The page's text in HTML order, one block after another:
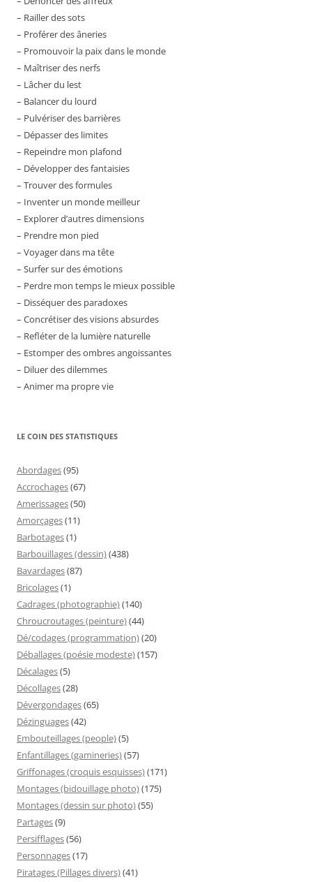
– Railler des sots
– Proférer des âneries
– Promouvoir la paix dans le monde
– Maîtriser des nerfs
– Lâcher du lest
– Balancer du lourd
– Pulvériser des barrières
– Dépasser des limites
– Repeindre mon plafond
– Développer des fantaisies
– Trouver des formules
– Inventer un monde meilleur
– Explorer d’autres dimensions
– Prendre mon pied
– Voyager dans ma tête
– Surfer sur des émotions
– Perdre mon temps le mieux possible
– Disséquer des paradoxes
– Concrétiser des visions absurdes
– Refléter de la lumière naturelle
– Estomper des ombres angoissantes
– Diluer des dilemmes
– Animer ma propre vie
LE COIN DES STATISTIQUES
Abordages(95)
Accrochages(67)
Amerissages(50)
Amorçages(11)
Barbotages(1)
Barbouillages (dessin)(438)
Bavardages(87)
Bricolages(1)
Cadrages (photographie)(140)
Chroucroutages (peinture)(44)
Dé/codages (programmation)(20)
Déballages (poésie modeste)(157)
Décalages(5)
Décollages(28)
Dévergondages(65)
Dézinguages(42)
Embouteillages (people)(5)
Enfantillages (gamineries)(57)
Griffonages (croquis esquisses)(171)
Montages (bidouillage photo)(175)
Montages (dessin sur photo)(55)
Partages(9)
Persifflages(56)
Personnages(17)
Piratages (Pillages divers)(41)